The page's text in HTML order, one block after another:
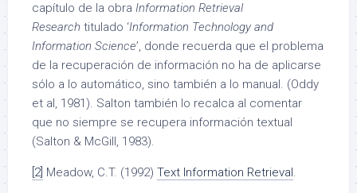
capítulo de la obra Information Retrieval
Research titulado ‘Information Technology and
Information Science’, donde recuerda que el problema
de la recuperación de información no ha de aplicarse
sólo a lo automático, sino también a lo manual. (Oddy
et al, 1981). Salton también lo recalca al comentar
que no siempre se recupera información textual
(Salton & McGill, 1983).
[2] Meadow, C.T. (1992) Text Information Retrieval.